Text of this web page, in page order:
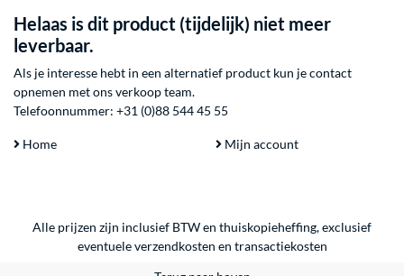
Helaas is dit product (tijdelijk) niet meer
leverbaar.
Als je interesse hebt in een alternatief product kun je contact
opnemen met ons verkoop team.
Telefoonnummer: +31 (0)88 544 45 55
Home Mijn account
Alle prijzen zijn inclusief BTW en thuiskopieheffing, exclusief
eventueleverzendkosten en transactiekosten